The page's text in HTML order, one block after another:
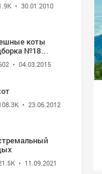
• 30.01.2010
коты
№18
• 04.03.2015
• 23.06.2012
• 11.09.2021